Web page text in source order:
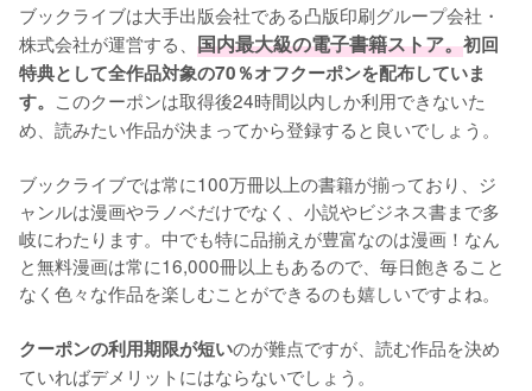
ブックライブは大手出版会社である凸版印刷グループ会社・
株式会社が運営する、 国内最大級の電子書籍ストア。初回
特典として全作品対象の70％オフクーポンを配布していま
す。 このクーポンは取得後24時間以内しか利用できないた
め、読みたい作品が決まってから登録すると良いでしょう。
ブックライブでは常に100万冊以上の書籍が揃っており、ジ
ャンルは漫画やラノベだけでなく、小説やビジネス書まで多
岐にわたります。中でも特に品揃えが豊富なのは漫画！なん
と無料漫画は常に16,000冊以上もあるので、毎日飽きること
なく色々な作品を楽しむことができるのも嬉しいですよね。
クーポンの利用期限が短いのが難点ですが、読む作品を決め
ていればデメリットにはならないでしょう。